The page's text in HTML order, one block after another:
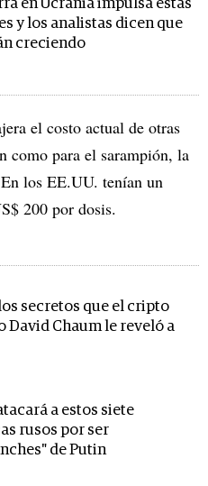
en Ucrania impulsa estas
y los analistas dicen que
creciendo
el costo actual de otras
como para el sarampión, la
los EE.UU. tenían un
200 por dosis.
secretos que el cripto
David Chaum le reveló a
a estos siete
rusos por ser
de Putin